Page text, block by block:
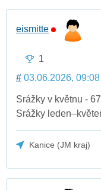
eismitte
1
# 03.06.2026, 09:08
Srážky v květnu -
Srážky
Kanice (JM kraj)